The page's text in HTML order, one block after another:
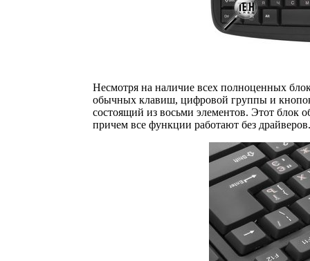
Несмотря на наличие всех полноценных
обычных клавиш, цифровой группы и
состоящий из восьми элементов. Этот блок
причем все функции работают без драйверов.